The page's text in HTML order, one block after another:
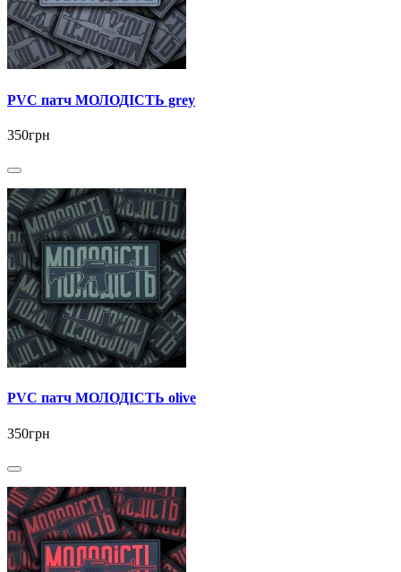
PVC патч МОЛОДІСТЬ grey
350грн
PVC патч МОЛОДІСТЬ olive
350грн